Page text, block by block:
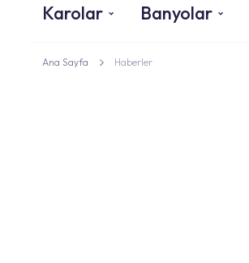
Karolar Banyolar
Ana Sayfa Haberler